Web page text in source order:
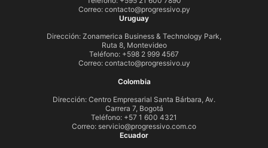
Correo: contacto@progressivo.py
Uruguay
Dirección: Zonamerica Business & Technology Park,
Ruta 8, Montevideo
Teléfono: +598 2 999 4567
Correo: contacto@progressivo.uy
Colombia
Dirección: Centro Empresarial Santa Bárbara, Av.
Carrera 7, Bogotá
Teléfono: +57 1 600 4321
Correo: servicio@progressivo.com.co
Ecuador